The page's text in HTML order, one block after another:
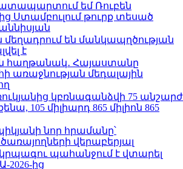
եմ Ռուբեն
Ստամբուլում թուրք տեսած
են մանկապղծության
է
Հայաստանը
առաջնության մեդալային
կբռնագանձվի 75 անշարժ
105 միլիարդ 865 միլիոն 865
նոր հրամանը՝
վերաբերյալ
պահանջում է վտարել
2026-ից